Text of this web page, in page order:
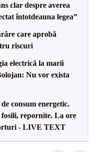
clar despre averea
întotdeauna legea”
care aprobă
riscuri
electrică la marii
Nu vor exista
consum energetic.
repornite. La ore
- LIVE TEXT